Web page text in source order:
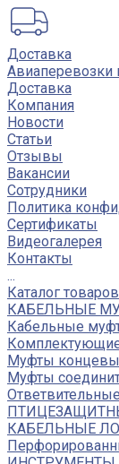
Доставка
Авиаперевозки
Доставка
Компания
Новости
Статьи
Отзывы
Вакансии
Сотрудники
Политика
Сертификаты
Видеогалерея
Контакты
...
Каталог товаров
КАБЕЛЬНЫЕ
Кабельные
Муфты
Муфты
КАБЕЛЬНЫЕ